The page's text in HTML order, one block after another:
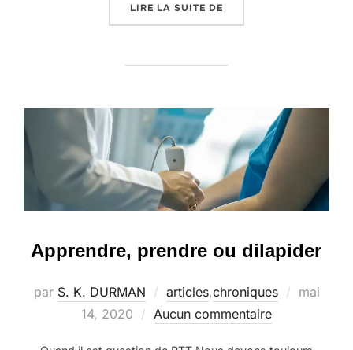
LIRE LA SUITE DE
Apprendre, prendre ou dilapider
par S. K. DURMAN articles,chroniques
Publié
mai
14, 2020
Aucun commentaire